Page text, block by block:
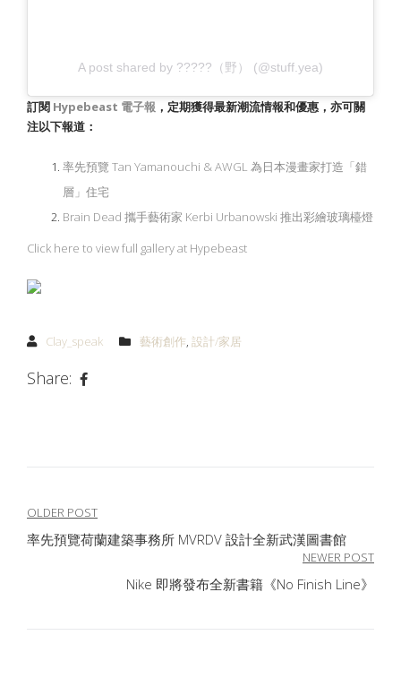
A post shared by ?????（野） (@stuff.yea)
訂閱 Hypebeast 電子報 ，定期獲得最新潮流情報和優惠，亦可關
注以下報道：
率先預覽 Tan Yamanouchi & AWGL 為日本漫畫家打造「錯
層」住宅
Brain Dead 攜手藝術家 Kerbi Urbanowski 推出彩繪玻璃檯燈
Click here to view full gallery at Hypebeast
Clay_speak 藝術創作 設計/家居
Share:
文
章
OLDER POST
率先預覽荷蘭建築事務所 MVRDV 設計全新武漢圖書館
NEWER POST
Nike 即將發布全新書籍《No Finish Line》